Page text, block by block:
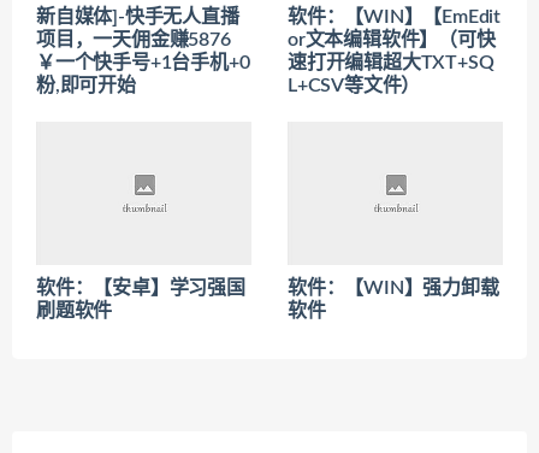
新自媒体]-快手无人直播
项目，一天佣金赚5876
￥一个快手号+1台手机+0
粉,即可开始
软件：【WIN】【EmEdit
or文本编辑软件】（可快
速打开编辑超大TXT+SQ
L+CSV等文件）
软件：【安卓】学习强国
刷题软件
软件：【WIN】强力卸载
软件